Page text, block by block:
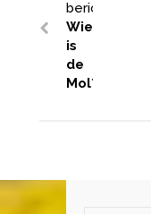
bericht:
Wie
is
de
Mol?